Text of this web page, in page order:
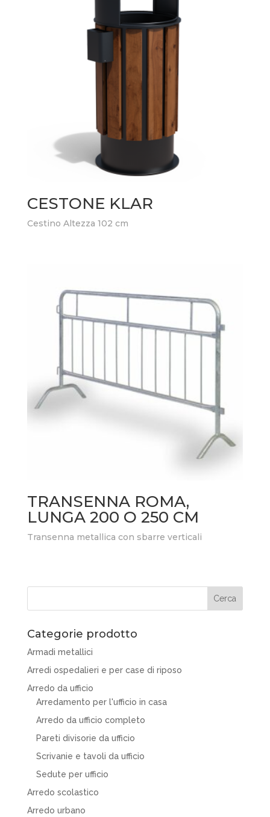
CESTONE KLAR
Cestino Altezza 102 cm
TRANSENNA ROMA,
LUNGA 200 O 250 CM
Transenna metallica con sbarre verticali
Categorie prodotto
Armadi metallici
Arredi ospedalieri e per case di riposo
Arredo da ufficio
Arredamento per l'ufficio in casa
Arredo da ufficio completo
Pareti divisorie da ufficio
Scrivanie e tavoli da ufficio
Sedute per ufficio
Arredo scolastico
Arredo urbano